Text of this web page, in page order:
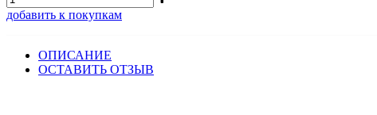
добавить к покупкам
ОПИСАНИЕ
ОСТАВИТЬ ОТЗЫВ